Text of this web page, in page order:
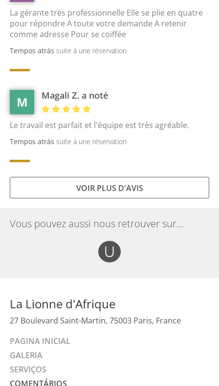
La gérante très professionnelle Elle se plie en quatre
pour répondre A toute votre demande A retenir
comme adresse Pour se coiffée
Tempos atrás suite à une réservation
M Magali Z. a noté
Le travail est parfait et l'équipe est très agréable.
Tempos atrás suite à une réservation
VOIR PLUS D'AVIS
Vous pouvez aussi nous retrouver sur…
La Lionne d'Afrique
27 Boulevard Saint-Martin, 75003 Paris, France
PAGINA INICIAL
GALERIA
SERVIÇOS
COMENTÁRIOS